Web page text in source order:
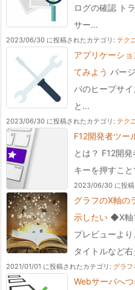
ログの確認 ト
サー...
2023/06/30 に投稿されたカテゴリ: テク
アプリケーシ
てみよう バー
バのヒープサ
と...
2023/06/30 に投稿されたカテゴリ: テク
F12開発者ツー
とは？ F12開
キーを押すこ
2023/06/30 に投稿
グラフのX軸の
示したい ◆X軸
プレビューより
タイトルなど右
2021/01/01 に投稿されたカテゴリ: グラフ
Webサーバへ